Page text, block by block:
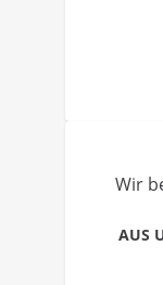
Wir
AUS